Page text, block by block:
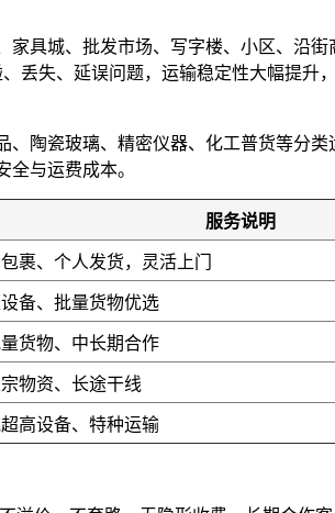
具城、批发市场、写字楼、小区、沿
丢失、延误问题，运输稳定性大幅提升
陶瓷玻璃、精密仪器、化工普货等分
与运费成本。
服务说明
裹、个人发货，灵活上门
备、批量货物优选
货物、中长期合作
物资、长途干线
高设备、特种运输